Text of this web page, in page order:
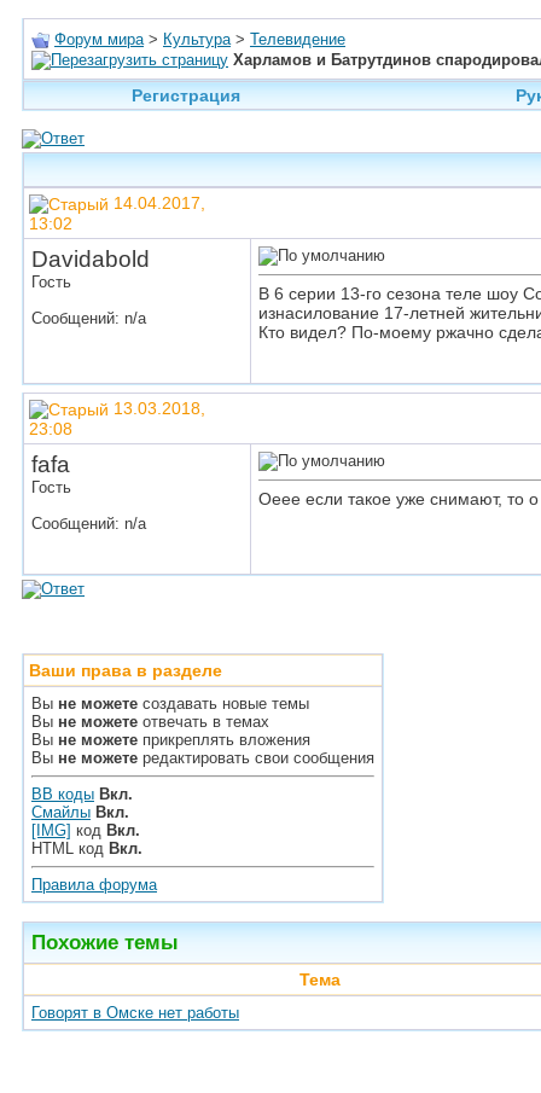
Форум мира > Культура > Телевидение
Харламов и Батрутдинов
Регистрация
14.04.2017,
13:02
Davidabold
Гость
Сообщений: n/a
В 6 серии 13-го сезона теле шоу
изнасилование 17-летней
Кто видел? По-моему ржачно
13.03.2018,
23:08
fafa
Гость
Сообщений: n/a
Оеее если такое уже снимают, то
Ваши права в разделе
Вы не можете создавать новые темы
Вы не можете отвечать в темах
Вы не можете прикреплять вложения
Вы не можете редактировать свои сообщения
BB коды Вкл.
Смайлы Вкл.
[IMG] код Вкл.
HTML код Вкл.
Правила форума
Похожие темы
Тема
Говорят в Омске нет работы